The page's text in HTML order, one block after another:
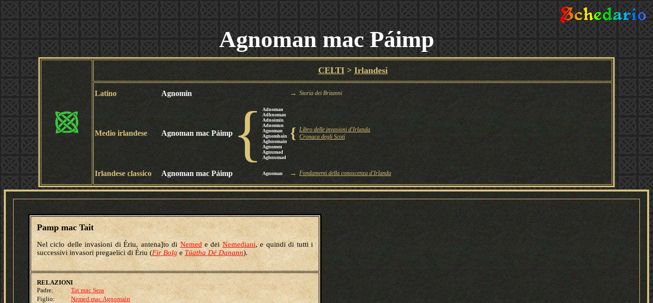
Agnoman mac Páimp
CELTI> Irlandesi
Latino Agnomin → Storia dei Britanni
{
Medio irlandese Agnoman mac Páimp
Adnoman
Adhnoman
Adnoimin
Adnomun
Agnoman
Agnomhain
Aghnomain
Agnomen
Agnumad
Aghnumad
{ Libro delle invasioni d'Irlanda
Cronaca degli Scoti
Irlandese classico Agnoman mac Páimp Agnoman → Fondamenti della conoscenza d'Irlanda
Pamp mac Tait
Nel ciclo delle invasioni di Ériu, antena]to diNemede deiNemediani, e quindi di tutti i
successivi invasori pregaelici di Ériu (Fir BolgeTúatha Dé Danann).
RELAZIONI
Padre:
Tat mac Sera
Figlio:
Nemed mac Agnomain